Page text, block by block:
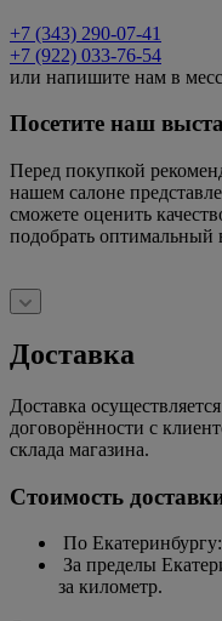
+7 (343) 290-07-41
+7 (922) 033-76-54
или напишите нам в
Посетите наш
Перед покупкой
нашем салоне
сможете оценить
подобрать оптимальный
Доставка
Доставка
договорённости с
склада магазина.
Стоимость
По
За пределы
за километр.